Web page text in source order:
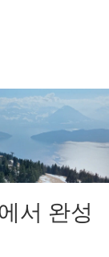
서 완성